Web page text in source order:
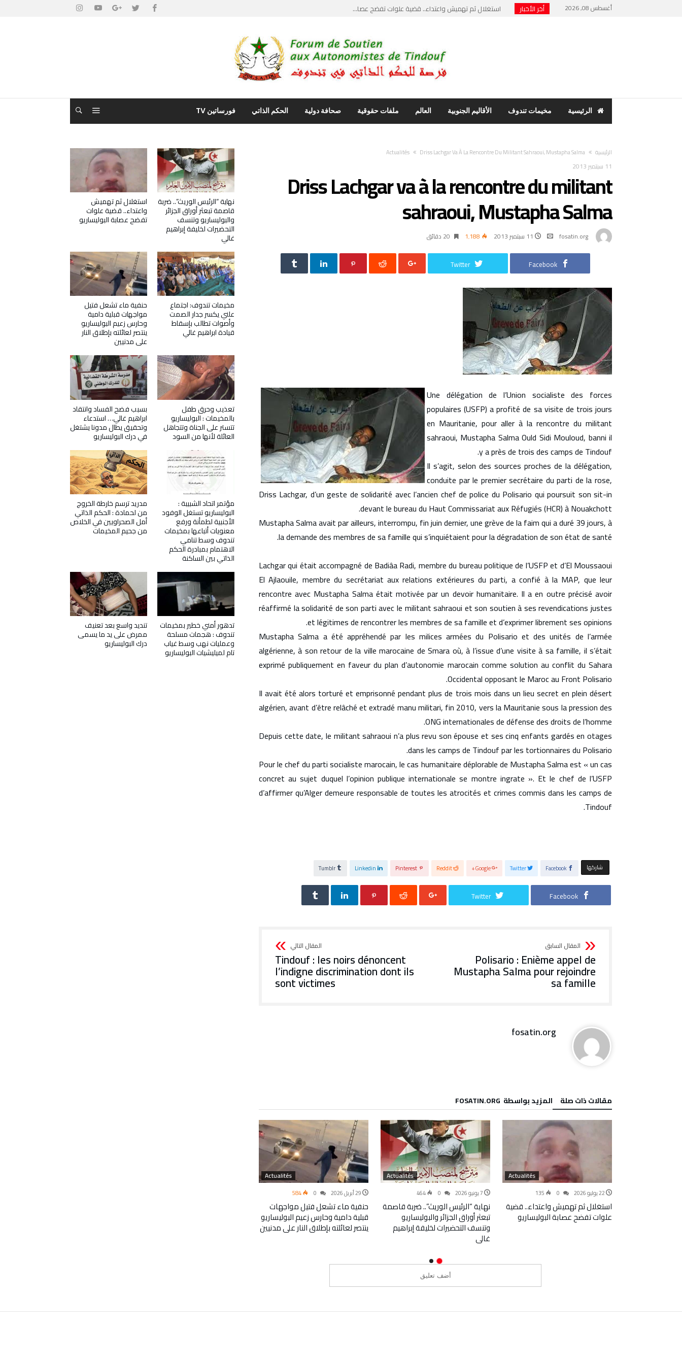
أغسطس 08, 2026 أخر الأخبار
استغلال ثم تهميش واعتداء.. قضية علوات تفضح عصا...
حنفية ماء تشعل فتيل مواجهات قبلية دامية وحارس ...
مخيمات تندوف: اجتماع علني يكسر جدار الصمت وأصو...
بسبب فضح الفساد وانتقاد ابراهيم غالي… استدعاء ...
الرئيسية مخيمات تندوف الأقاليم الجنوبية العالم ملفات حقوقية صحافة دولية الحكم الذاتي فورساتين TV
‫الرئيسية‬ Actualités Driss Lachgar Va À La Rencontre Du Militant Sahraoui, Mustapha Salma
11 سبتمبر 2013
Driss Lachgar va à la rencontre du militant
sahraoui, Mustapha Salma
fosatin.org 11 سبتمبر 2013 1٬188 20 ‫دقائق‬
Facebook
Twitter
Une délégation de l’Union socialiste des forces
populaires (USFP) a profité de sa visite de trois jours
en Mauritanie, pour aller à la rencontre du militant
sahraoui, Mustapha Salma Ould Sidi Mouloud, banni il
y a près de trois des camps de Tindouf.
Il s’agit, selon des sources proches de la délégation,
conduite par le premier secrétaire du parti de la rose,
Driss Lachgar, d’un geste de solidarité avec l’ancien chef de police du Polisario qui poursuit son sit-in
devant le bureau du Haut Commissariat aux Réfugiés (HCR) à Nouakchott.
Mustapha Salma avait par ailleurs, interrompu, fin juin dernier, une grève de la faim qui a duré 39 jours, à
la demande des membres de sa famille qui s’inquiétaient pour la dégradation de son état de santé.
Lachgar qui était accompagné de Badiâa Radi, membre du bureau politique de l’USFP et d’El Moussaoui
El Ajlaouile, membre du secrétariat aux relations extérieures du parti, a confié à la MAP, que leur
rencontre avec Mustapha Salma était motivée par un devoir humanitaire. Il a en outre précisé avoir
réaffirmé la solidarité de son parti avec le militant sahraoui et son soutien à ses revendications justes
et légitimes de rencontrer les membres de sa famille et d’exprimer librement ses opinions.
Mustapha Salma a été appréhendé par les milices armées du Polisario et des unités de l’armée
algérienne, à son retour de la ville marocaine de Smara où, à l’issue d’une visite à sa famille, il s’était
exprimé publiquement en faveur du plan d’autonomie marocain comme solution au conflit du Sahara
Occidental opposant le Maroc au Front Polisario.
Il avait été alors torturé et emprisonné pendant plus de trois mois dans un lieu secret en plein désert
algérien, avant d’être relâché et extradé manu militari, fin 2010, vers la Mauritanie sous la pression des
ONG internationales de défense des droits de l’homme.
Depuis cette date, le militant sahraoui n’a plus revu son épouse et ses cinq enfants gardés en otages
dans les camps de Tindouf par les tortionnaires du Polisario.
Pour le chef du parti socialiste marocain, le cas humanitaire déplorable de Mustapha Salma est « un cas
concret au sujet duquel l’opinion publique internationale se montre ingrate ». Et le chef de l’USFP
d’affirmer qu’Alger demeure responsable de toutes les atrocités et crimes commis dans les camps de
Tindouf.
‫‫ شاركها‬ Facebook
Twitter
Google+
Reddit
Pinterest
Linkedin
Tumblr
Facebook
Twitter
Polisario : Enième appel de
Mustapha Salma pour rejoindre
sa famille
Tindouf : les noirs dénoncent
l’indigne discrimination dont ils
sont victimes
fosatin.org
‫مقالات ذات صلة‬ ‫‫المزيد بواسطة‬ ‬ FOSATIN.ORG
Actualités
22 يوليو 2026 135
استغلال ثم تهميش واعتداء.. قضية
علوات تفضح عصابة البوليساريو
Actualités
7 يونيو 2026 464
نهاية “الرئيس الوريث”.. ضربة قاصمة
تبعثر أوراق الجزائر والبوليساريو
وتنسف التحضيرات لخليفة إبراهيم
غالي
Actualités
29 أبريل 2026 584
حنفية ماء تشعل فتيل مواجهات
قبلية دامية وحارس زعيم البوليساريو
ينتصر لعائلته بإطلاق النار على مدنيين
استغلال ثم تهميش
واعتداء.. قضية علوات
تفضح عصابة البوليساريو
نهاية “الرئيس الوريث”.. ضربة
قاصمة تبعثر أوراق الجزائر
والبوليساريو وتنسف
التحضيرات لخليفة إبراهيم
غالي
حنفية ماء تشعل فتيل
مواجهات قبلية دامية
وحارس زعيم البوليساريو
ينتصر لعائلته بإطلاق النار
على مدنيين
مخيمات تندوف: اجتماع
علني يكسر جدار الصمت
وأصوات تطالب بإسقاط
قيادة ابراهيم غالي
بسبب فضح الفساد وانتقاد
ابراهيم غالي… استدعاء
وتحقيق يطال مدونا يشتغل
في درك البوليساريو
تعذيب وحرق طفل
بالمخيمات : البوليساريو
تتستر على الجناة وتتجاهل
العائلة لأنها من السود
مدريد ترسم خارطة الخروج
من لحمادة : الحكم الذاتي
أمل الصحراويين في الخلاص
من جحيم المخيمات
مؤتمر اتحاد الشبيبة :
البوليساريو تستغل الوفود
الأجنبية لطمأنة ورفع
معنويات أتباعها بمخيمات
تندوف وسط تنامي
الاهتمام بمبادرة الحكم
الذاتي بين الساكنة
تنديد واسع بعد تعنيف
ممرض على يد ما يسمى
درك البوليساريو
تدهور أمني خطير بمخيمات
تندوف : هجمات مسلحة
وعمليات نهب وسط غياب
تام لميليشيات البوليساريو